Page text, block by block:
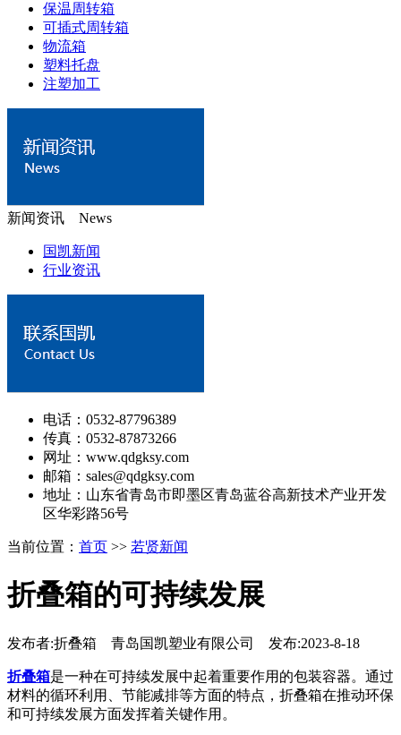
保温周转箱
可插式周转箱
物流箱
塑料托盘
注塑加工
新闻资讯 News
国凯新闻
行业资讯
电话：0532-87796389
传真：0532-87873266
网址：www.qdgksy.com
邮箱：sales@qdgksy.com
地址：山东省青岛市即墨区青岛蓝谷高新技术产业开发
区华彩路56号
当前位置： 首页 >> 若贤新闻
折叠箱的可持续发展
发布者:折叠箱 青岛国凯塑业有限公司 发布:2023-8-18
折叠箱是一种在可持续发展中起着重要作用的包装容器。通过
材料的循环利用、节能减排等方面的特点，折叠箱在推动环保
和可持续发展方面发挥着关键作用。